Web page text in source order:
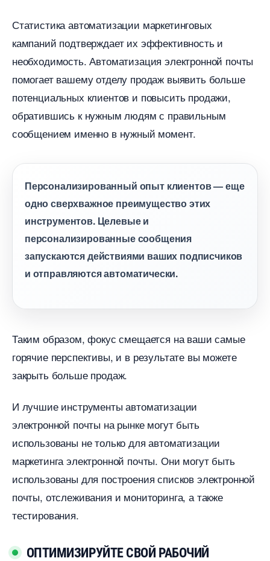
Статистика автоматизации маркетинговых
кампаний подтверждает их эффективность и
необходимость. Автоматизация электронной почты
помогает вашему отделу продаж выявить больше
потенциальных клиентов и повысить продажи,
обратившись к нужным людям с правильным
сообщением именно в нужный момент.
Персонализированный опыт клиентов — еще
одно сверхважное преимущество этих
инструментов. Целевые и
персонализированные сообщения
запускаются действиями ваших подписчико
и отправляются автоматически.
Таким образом, фокус смещается на ваши самые
орячие перспективы, и в результате вы можете
закрыть больше продаж.
И лучшие инструменты автоматизации
электронной почты на рынке могут быть
использованы не только для автоматизации
маркетинга электронной почты. Они могут быть
использованы для построения списков электронной
почты, отслеживания и мониторинга, а также
тестирования.
ОПТИМИЗИРУЙТЕ СВОЙ РАБОЧИЙ